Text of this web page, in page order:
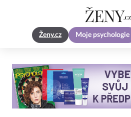
Ženy.cz Moje psychologie